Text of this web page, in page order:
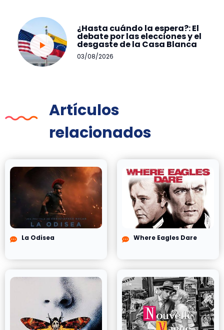
¿Hasta cuándo la espera?: El
debate por las elecciones y el
desgaste de la Casa Blanca
03/08/2026
Artículos
relacionados
La Odisea Where Eagles Dare